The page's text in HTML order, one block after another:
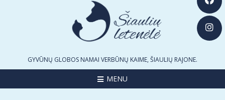
GYVŪNŲ GLOBOS NAMAI VERBŪNŲ KAIME, ŠIAULIŲ RAJONE.
MENU